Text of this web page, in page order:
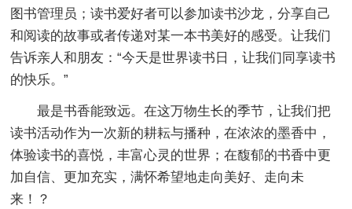
图书管理员；读书爱好者可以参加读书沙龙，分享自己
和阅读的故事或者传递对某一本书美好的感受。让我们
告诉亲人和朋友：“今天是世界读书日，让我们同享读书
的快乐。”
最是书香能致远。在这万物生长的季节，让我们把
读书活动作为一次新的耕耘与播种，在浓浓的墨香中，
体验读书的喜悦，丰富心灵的世界；在馥郁的书香中更
加自信、更加充实，满怀希望地走向美好、走向未
来！？